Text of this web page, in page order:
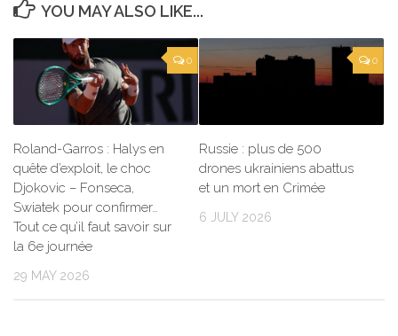
YOU MAY ALSO LIKE...
0
Roland-Garros : Halys en
quête d’exploit, le choc
Djokovic – Fonseca,
Swiatek pour confirmer…
Tout ce qu’il faut savoir sur
la 6e journée
29 MAY 2026
0
Russie : plus de 500
drones ukrainiens abattus
et un mort en Crimée
6 JULY 2026